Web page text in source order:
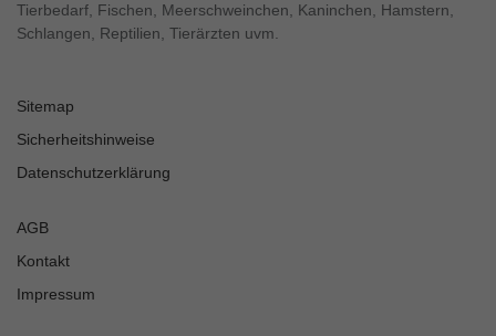
Tierbedarf, Fischen, Meerschweinchen, Kaninchen, Hamstern,
Schlangen, Reptilien, Tierärzten uvm.
Sitemap
Sicherheitshinweise
Datenschutzerklärung
AGB
Kontakt
Impressum